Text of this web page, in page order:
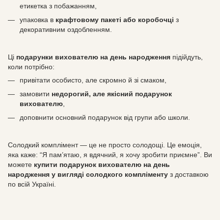
етикетка з побажанням,
упаковка в крафтовому пакеті або коробочці з
декоративним оздобленням.
Ці подарунки вихователю на день народження підійдуть,
коли потрібно:
привітати особисто, але скромно й зі смаком,
замовити недорогий, але якісний подарунок
вихователю
доповнити основний подарунок від групи або школи.
Солодкий комплімент — це не просто солодощі. Це емоція,
яка каже: “Я пам’ятаю, я вдячний, я хочу зробити приємне”. Ви
можете купити подарунок вихователю на день
народження у вигляді солодкого компліменту з доставкою
по всій Україні.